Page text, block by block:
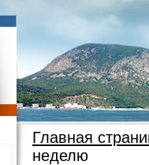
Главная
неделю